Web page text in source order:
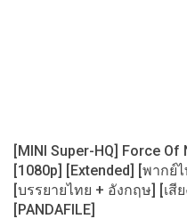
[MINI Super-HQ] Force
[1080p] [Extended] [พากย์
[บรรยายไทย + อังกฤษ] [เสี
[PANDAFILE]